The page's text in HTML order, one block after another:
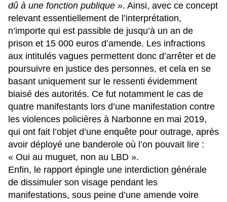
dû à une fonction publique ». Ainsi, avec ce concept
relevant essentiellement de l’interprétation,
n’importe qui est passible de jusqu’à un an de
prison et 15 000 euros d’amende. Les infractions
aux intitulés vagues permettent donc d’arrêter et de
poursuivre en justice des personnes, et cela en se
basant uniquement sur le ressenti évidemment
biaisé des autorités. Ce fut notamment le cas de
quatre manifestants lors d’une manifestation contre
les violences policières à Narbonne en mai 2019,
qui ont fait l’objet d’une enquête pour outrage, après
avoir déployé une banderole où l’on pouvait lire :
« Oui au muguet, non au LBD ».
Enfin, le rapport épingle une interdiction générale
de dissimuler son visage pendant les
manifestations, sous peine d’une amende voire